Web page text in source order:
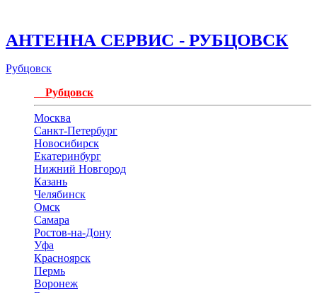
АНТЕННА СЕРВИС - РУБЦОВСК
Рубцовск
Рубцовск
Москва
Санкт-Петербург
Новосибирск
Екатеринбург
Нижний Новгород
Казань
Челябинск
Омск
Самара
Ростов-на-Дону
Уфа
Красноярск
Пермь
Воронеж